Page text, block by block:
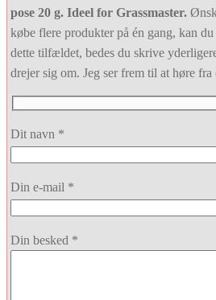
pose 20 g. Ideel for Grassmaster.
købe flere produkter på én gang, kan
dette tilfældet, bedes du skrive
drejer sig om. Jeg ser frem til at høre fra
Dit navn *
Din e-mail *
Din besked *